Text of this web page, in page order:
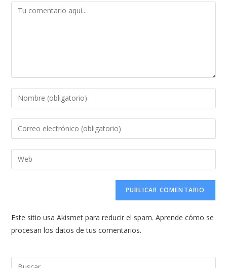
Comentario
Introduce
tu
nombre
de
usuario
Introduce
tu
dirección
de
comentar
Introduce
la
web
(opcional)
Este sitio usa Akismet para reducir el spam.Aprende cómo se
procesan los datos de tus comentarios.